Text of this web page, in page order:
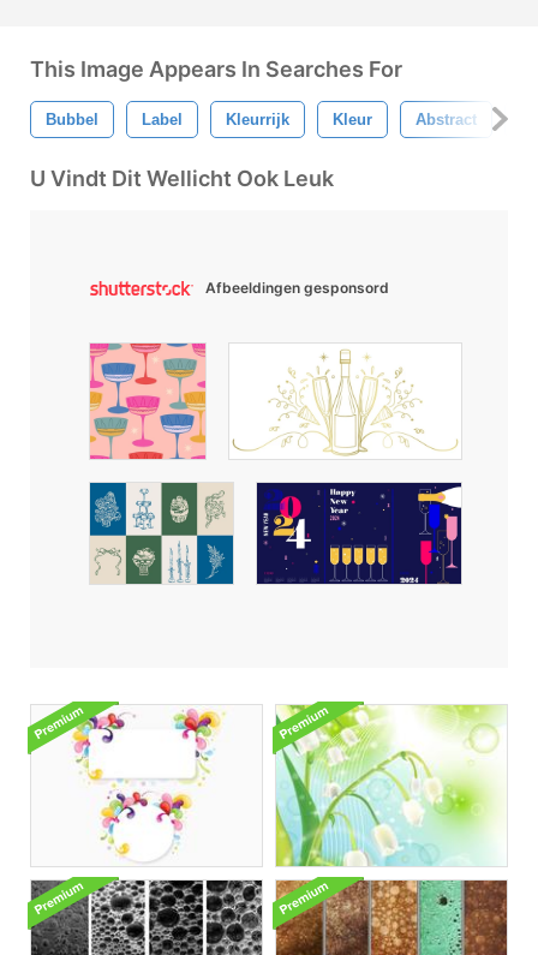
This Image Appears In Searches For
Bubbel Label Kleurrijk Kleur Abstract
U Vindt Dit Wellicht Ook Leuk
Afbeeldingen gesponsord